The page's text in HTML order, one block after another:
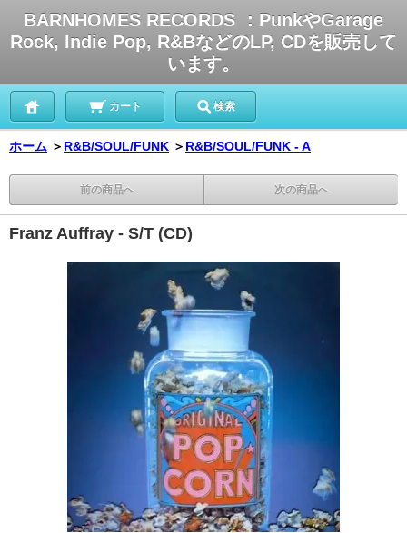
BARNHOMES RECORDS ：PunkやGarage
Rock, Indie Pop, R&BなどのLP, CDを販売して
います。
カート 検索
ホーム ＞ R&B/SOUL/FUNK ＞ R&B/SOUL/FUNK - A
前の商品へ 次の商品へ
Franz Auffray - S/T (CD)